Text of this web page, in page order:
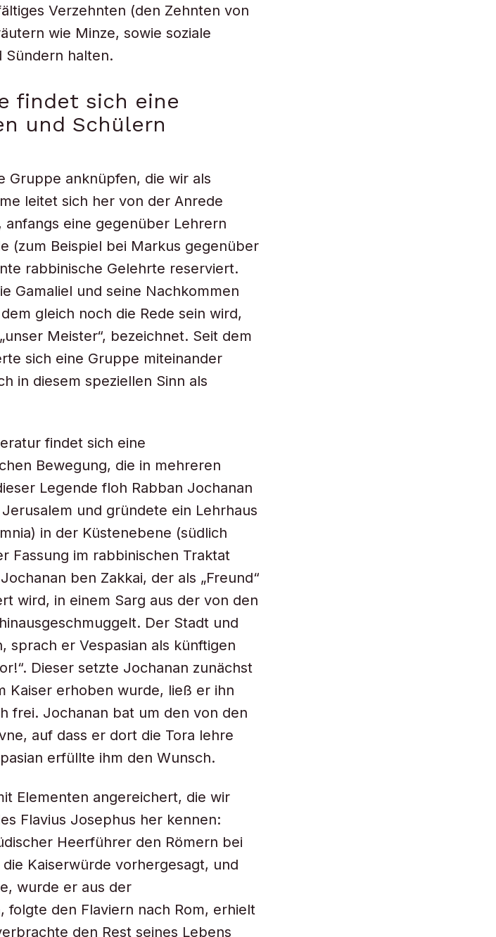
Verzehnten (den Zehnten von
wie Minze, sowie soziale
Sündern halten.
findet sich eine
und Schülern
Gruppe anknüpfen, die wir als
leitet sich her von der Anrede
anfangs eine gegenüber Lehrern
(zum Beispiel bei Markus gegenüber
rabbinische Gelehrte reserviert.
Gamaliel und seine Nachkommen
gleich noch die Rede sein wird,
Meister“, bezeichnet. Seit dem
sich eine Gruppe miteinander
in diesem speziellen Sinn als
findet sich eine
Bewegung, die in mehreren
Legende floh Rabban Jochanan
und gründete ein Lehrhaus
in der Küstenebene (südlich
Fassung im rabbinischen Traktat
ben Zakkai, der als „Freund“
wird, in einem Sarg aus der von den
Der Stadt und
sprach er Vespasian als künftigen
Dieser setzte Jochanan zunächst
Kaiser erhoben wurde, ließ er ihn
frei. Jochanan bat um den von den
auf dass er dort die Tora lehre
erfüllte ihm den Wunsch.
Elementen angereichert, die wir
Flavius Josephus her kennen:
Heerführer den Römern bei
Kaiserwürde vorhergesagt, und
wurde er aus der
folgte den Flaviern nach Rom, erhielt
den Rest seines Lebens